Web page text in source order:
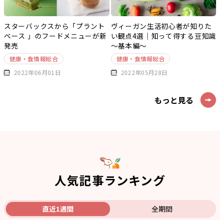
スターバックスから「プラント
ベース 」のフードメニューが新
発売
健康・食情報総合
2022年06月01日
ヴィーガン生活初心者が知りた
い観点4選｜知って得する豆知識
～基本編～
健康・食情報総合
2022年05月28日
もっと見る
人気記事ランキング
直近1週間 全期間